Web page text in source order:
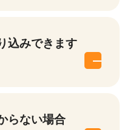
込みできます
らない場合